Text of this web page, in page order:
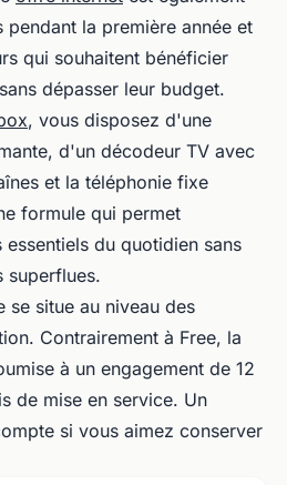
la première année et
qui souhaitent bénéficier
sans dépasser leur budget.
, vous disposez d'une
d'un décodeur TV avec
et la téléphonie fixe
formule qui permet
du quotidien sans
superflues.
se situe au niveau des
Contrairement à Free, la
à un engagement de 12
de mise en service. Un
si vous aimez conserver